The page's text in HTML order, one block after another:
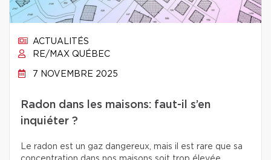
ACTUALITÉS
RE/MAX QUÉBEC
7 NOVEMBRE 2025
Radon dans les maisons: faut-il s’en
inquiéter ?
Le radon est un gaz dangereux, mais il est rare que sa